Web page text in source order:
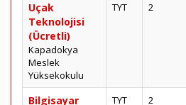
Uçak
Teknolojisi
(Ücretli)
Kapadokya
Meslek
Yüksekokulu
TYT 2
Bilgisayar
TYT 2